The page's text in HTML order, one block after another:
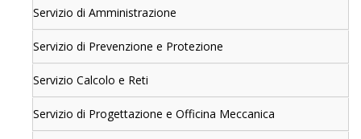
Servizio di Amministrazione
Servizio di Prevenzione e Protezione
Servizio Calcolo e Reti
Servizio di Progettazione e Officina Meccanica